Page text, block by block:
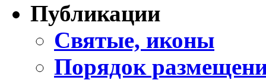
Публикации
Святые, иконы
Порядок